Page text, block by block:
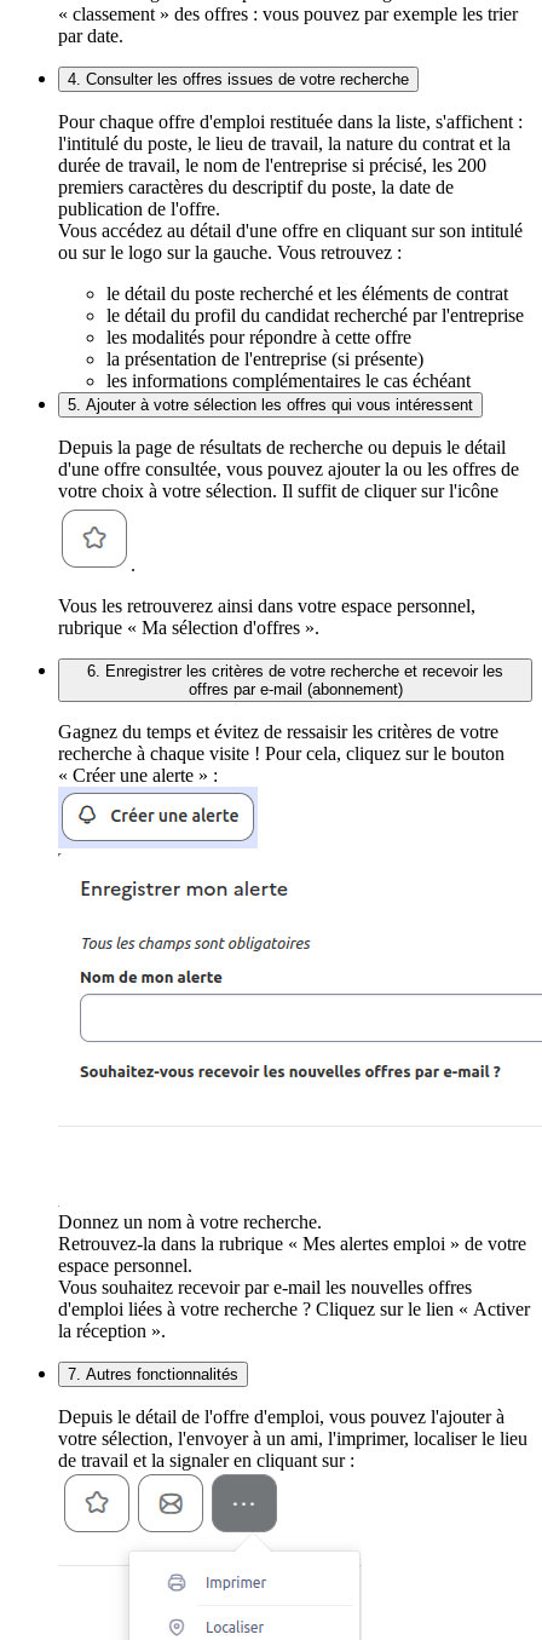
« classement » des offres : vous pouvez par exemple les trier
par date.
4. Consulter les offres issues de votre recherche
Pour chaque offre d'emploi restituée dans la liste, s'affichent :
l'intitulé du poste, le lieu de travail, la nature du contrat et la
durée de travail, le nom de l'entreprise si précisé, les 200
premiers caractères du descriptif du poste, la date de
publication de l'offre.
Vous accédez au détail d'une offre en cliquant sur son intitulé
ou sur le logo sur la gauche. Vous retrouvez :
le détail du poste recherché et les éléments de contrat
le détail du profil du candidat recherché par l'entreprise
les modalités pour répondre à cette offre
la présentation de l'entreprise (si présente)
les informations complémentaires le cas échéant
5. Ajouter à votre sélection les offres qui vous intéressent
Depuis la page de résultats de recherche ou depuis le détail
d'une offre consultée, vous pouvez ajouter la ou les offres de
votre choix à votre sélection. Il suffit de cliquer sur l'icône
.
Vous les retrouverez ainsi dans votre espace personnel,
rubrique « Ma sélection d'offres ».
6. Enregistrer les critères de votre recherche et recevoir les
offres par e-mail (abonnement)
Gagnez du temps et évitez de ressaisir les critères de votre
recherche à chaque visite ! Pour cela, cliquez sur le bouton
« Créer une alerte » :
Donnez un nom à votre recherche.
Retrouvez-la dans la rubrique « Mes alertes emploi » de votre
espace personnel.
Vous souhaitez recevoir par e-mail les nouvelles offres
d'emploi liées à votre recherche ? Cliquez sur le lien « Activer
la réception ».
7. Autres fonctionnalités
Depuis le détail de l'offre d'emploi, vous pouvez l'ajouter à
votre sélection, l'envoyer à un ami, l'imprimer, localiser le lieu
de travail et la signaler en cliquant sur :